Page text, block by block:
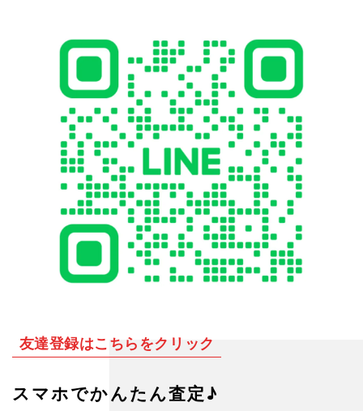
友達登録はこちらをクリック
スマホでかんたん査定♪